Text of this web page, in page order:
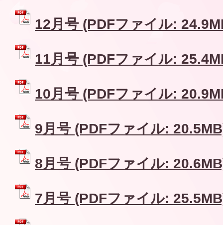
12月号 (PDFファイル:
11月号 (PDFファイル:
10月号 (PDFファイル:
9月号 (PDFファイル:
8月号 (PDFファイル:
7月号 (PDFファイル: